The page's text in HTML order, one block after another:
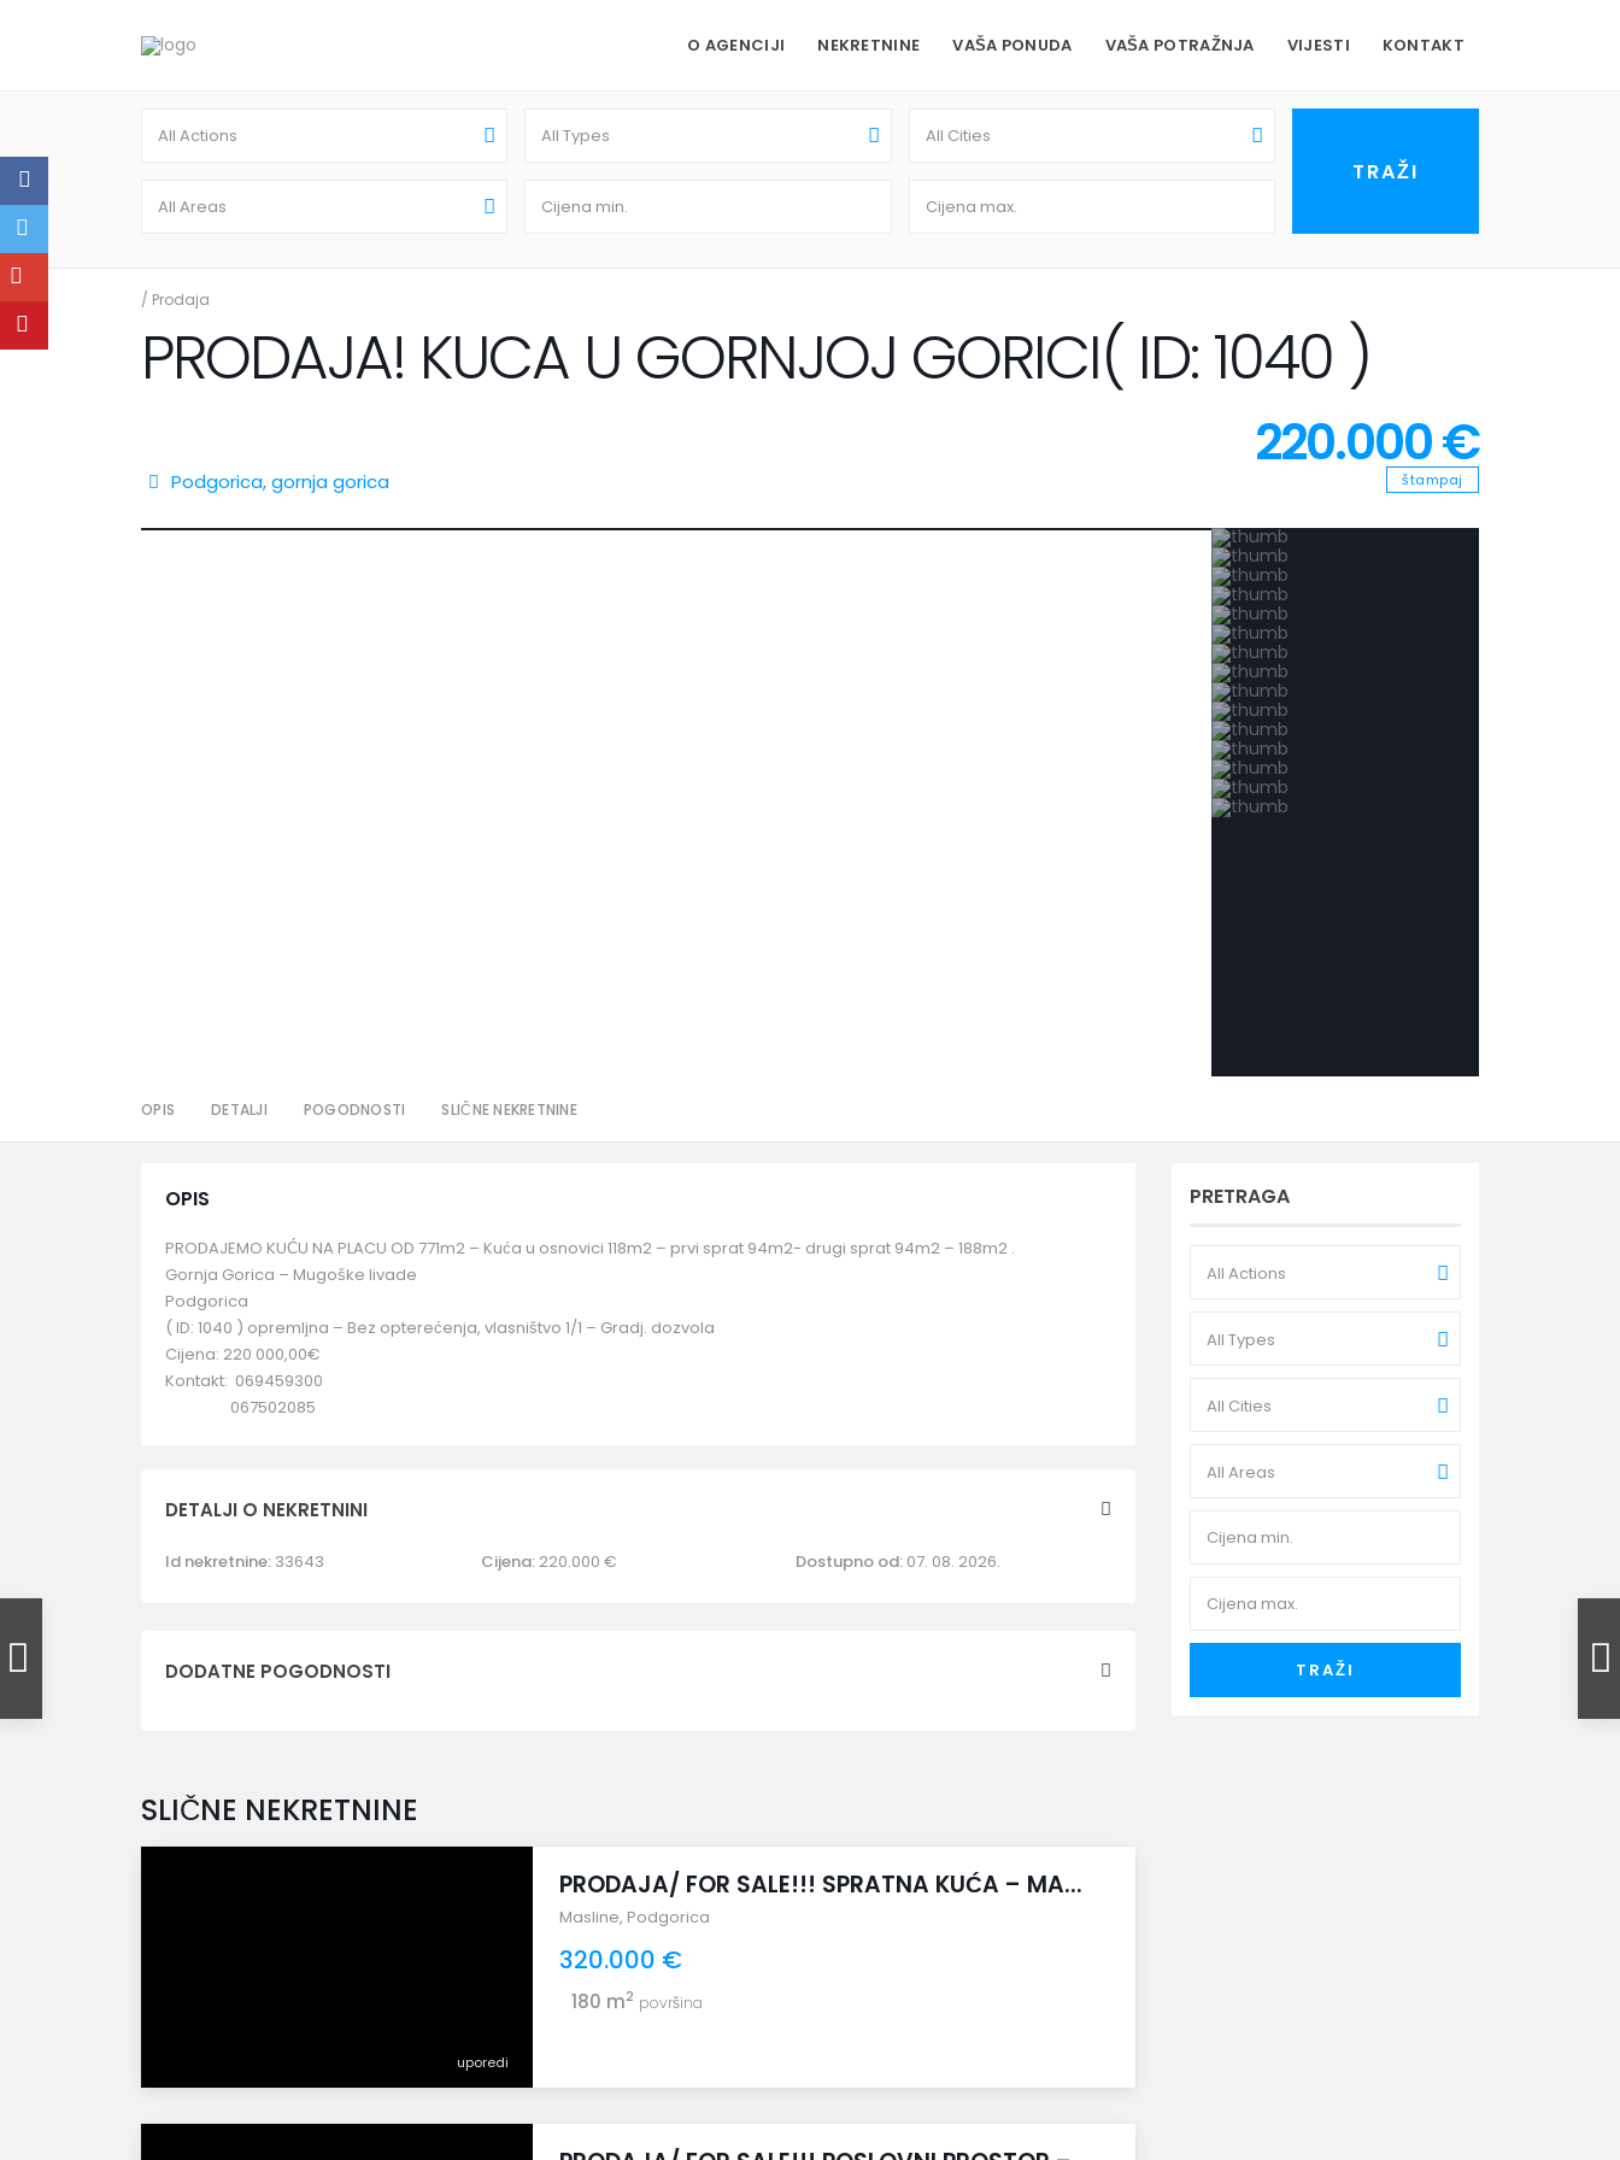
O AGENCIJI NEKRETNINE VAŠA PONUDA VAŠA POTRAŽNJA VIJESTI KONTAKT
All Actions All Types All Cities
All Areas
/ Prodaja
PRODAJA! KUCA U GORNJOJ GORICI( ID: 1040 )
220.000 €
Podgorica,gornja gorica štampaj
OPIS DETALJI POGODNOSTI SLIČNE NEKRETNINE
OPIS
PRODAJEMO KUĆU NA PLACU OD 771m2 – Kuća u osnovici 118m2 – prvi sprat 94m2- drugi sprat 94m2 – 188m2 .
Gornja Gorica – Mugoške livade
Podgorica
( ID: 1040 ) opremljna – Bez opterećenja, vlasništvo 1/1 – Gradj. dozvola
Cijena: 220 000,00€
Kontakt: 069459300
067502085
DETALJI O NEKRETNINI
Id nekretnine: 33643 Cijena: 220.000 € Dostupno od: 07. 08. 2026.
DODATNE POGODNOSTI
SLIČNE NEKRETNINE
uporedi
PRODAJA/ FOR SALE!!! SPRATNA KUĆA – MA...
Masline, Podgorica
320.000 €
180 m2 površina
PRETRAGA
All Actions
All Types
All Cities
All Areas
TRAŽI